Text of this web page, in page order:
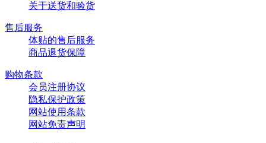
关于送货和验货
售后服务
体贴的售后服务
商品退货保障
购物条款
会员注册协议
隐私保护政策
网站使用条款
网站免责声明